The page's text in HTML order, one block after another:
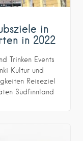
in
in 2022
Trinken Events
Kultur und
Reiseziel
Südfinnland